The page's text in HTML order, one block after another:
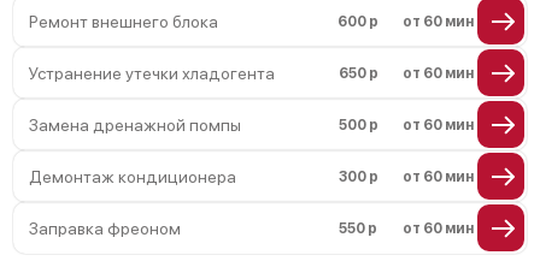
Ремонт внешнего блока 600 р от 60 мин
Устранение утечки хладогента 650 р от 60 мин
Замена дренажной помпы 500 р от 60 мин
Демонтаж кондиционера 300 р от 60 мин
Заправка фреоном 550 р от 60 мин